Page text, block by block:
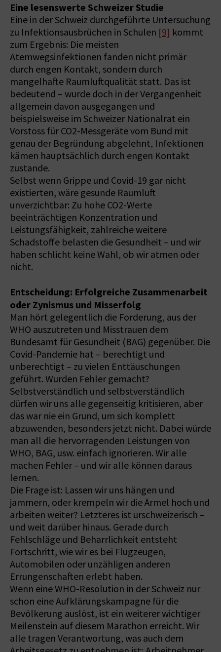
Eine lesenswerte Schweizer Studie
Eine in der Schweiz durchgeführte Untersuchung
zu Infektionsausbrüchen in Schulen [9] kommt
zum Ergebnis: Die meisten
Atemwegsinfektionen fanden nicht primär
durch engen Kontakt, sondern durch
mangelhafte Raumluftqualität statt. Das ist
bedeutend – wurde doch in der Vergangenheit
allgemein davon ausgegangen und
beispielsweise im Schweizer Nationalrat ein
Vorstoss für CO2-Messgeräte vom Bund mit
genau der Begründung abgelehnt, Infektionen
kämen hauptsächlich durch engen Kontakt
zustande.
Selbst wenn Grippe und Covid-19 gar nicht
existierten, wäre gesunde Raumluft
unverzichtbar: Zu hohe CO2-Werte
beeinträchtigen Konzentration und
Leistungsfähigkeit, zahlreiche weitere
Schadstoffe belasten die Gesundheit – und wir
haben schlicht keine Wahl, ob wir atmen oder
nicht.
Entscheidung: Erfolgreiche Zusammenarbeit
oder Zynismus und Misserfolg
Man hört gelegentlich die Forderung, aus der
WHO auszutreten und Misstrauen dem
Bundesamt für Gesundheit (BAG) gegenüber. Die
Covid-Pandemie hat – berechtigt und
unberechtigt – zu vielen Enttäuschungen
geführt. Wurden Fehler gemacht?
Selbstverständlich und selbstverständlich
dürfen wir uns alle gegenseitig kritisieren, aber
das war nie ein Grund, um sich komplett
abzuwenden, besonders jetzt nicht. Dabei würde
man all die hervorragenden Leistungen von
WHO, BAG, usw. einfach ignorieren. Wir alle
machen Fehler – und wir alle können daraus
lernen.
Die Frage ist: Lassen wir uns hängen und
jammern, oder krempeln wir die Ärmel hoch und
arbeiten weiter? Letzteres ist urschweizerisch –
und weit darüber hinaus. Gerade durch
Fehlschläge und Beharrlichkeit entsteht
Fortschritt, wie wir es bei Flugzeugen,
Automobilen oder unzähligen anderen
Errungenschaften erlebt haben.
Wenn eine WHO-Resolution in der Schweiz nur
schon eine Aufklärungskampagne für die
Bevölkerung auslöst, ist ein weiterer wichtiger
Meilenstein auf diesem Marathon erreicht. Wir
alle tragen Verantwortung, was auch dem